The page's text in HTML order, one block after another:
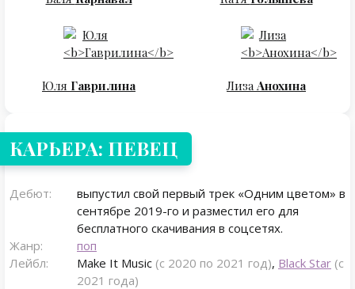
КАРЬЕРА: ПЕВЕЦ
Дебют:
выпустил свой первый трек «Одним цветом» в
сентябре 2019-го и разместил его для
бесплатного скачивания в соцсетях.
Жанр:
поп
Лейбл:
Make It Music (с 2020 по 2021 год), Black Star (с
2021 года)
Юля Гаврилина Лиза Анохина